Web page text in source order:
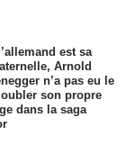
est sa
Arnold
n’a pas eu le
son propre
dans la saga